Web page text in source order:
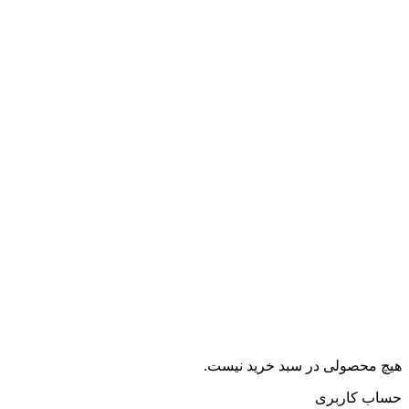
هیچ محصولی در سبد خرید نیست.
حساب کاربری